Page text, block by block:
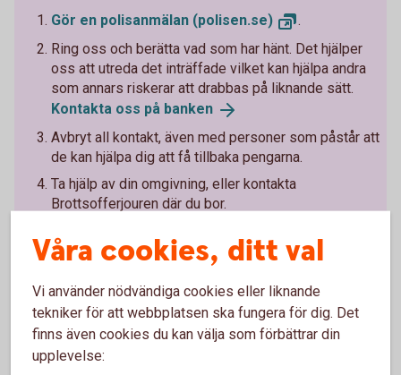
Gör en polisanmälan (polisen.se)
.
Ring oss och berätta vad som har hänt. Det hjälper
oss att utreda det inträffade vilket kan hjälpa andra
som annars riskerar att drabbas på liknande sätt.
Kontakta oss på banken
Avbryt all kontakt, även med personer som påstår att
de kan hjälpa dig att få tillbaka pengarna.
Ta hjälp av din omgivning, eller kontakta
Brottsofferjouren där du bor.
Lär dig mer om hur du kan
Våra cookies, ditt val
Vi använder nödvändiga cookies eller liknande
tekniker för att webbplatsen ska fungera för dig. Det
finns även cookies du kan välja som förbättrar din
upplevelse: